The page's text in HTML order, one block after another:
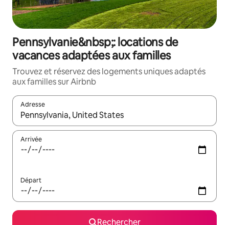
Pennsylvanie&nbsp;: locations de
vacances adaptées aux familles
Trouvez et réservez des logements uniques adaptés
aux familles sur Airbnb
Adresse
Lorsque les résultats s'affichent, utilisez les flèches vers le
Arrivée
Départ
Rechercher